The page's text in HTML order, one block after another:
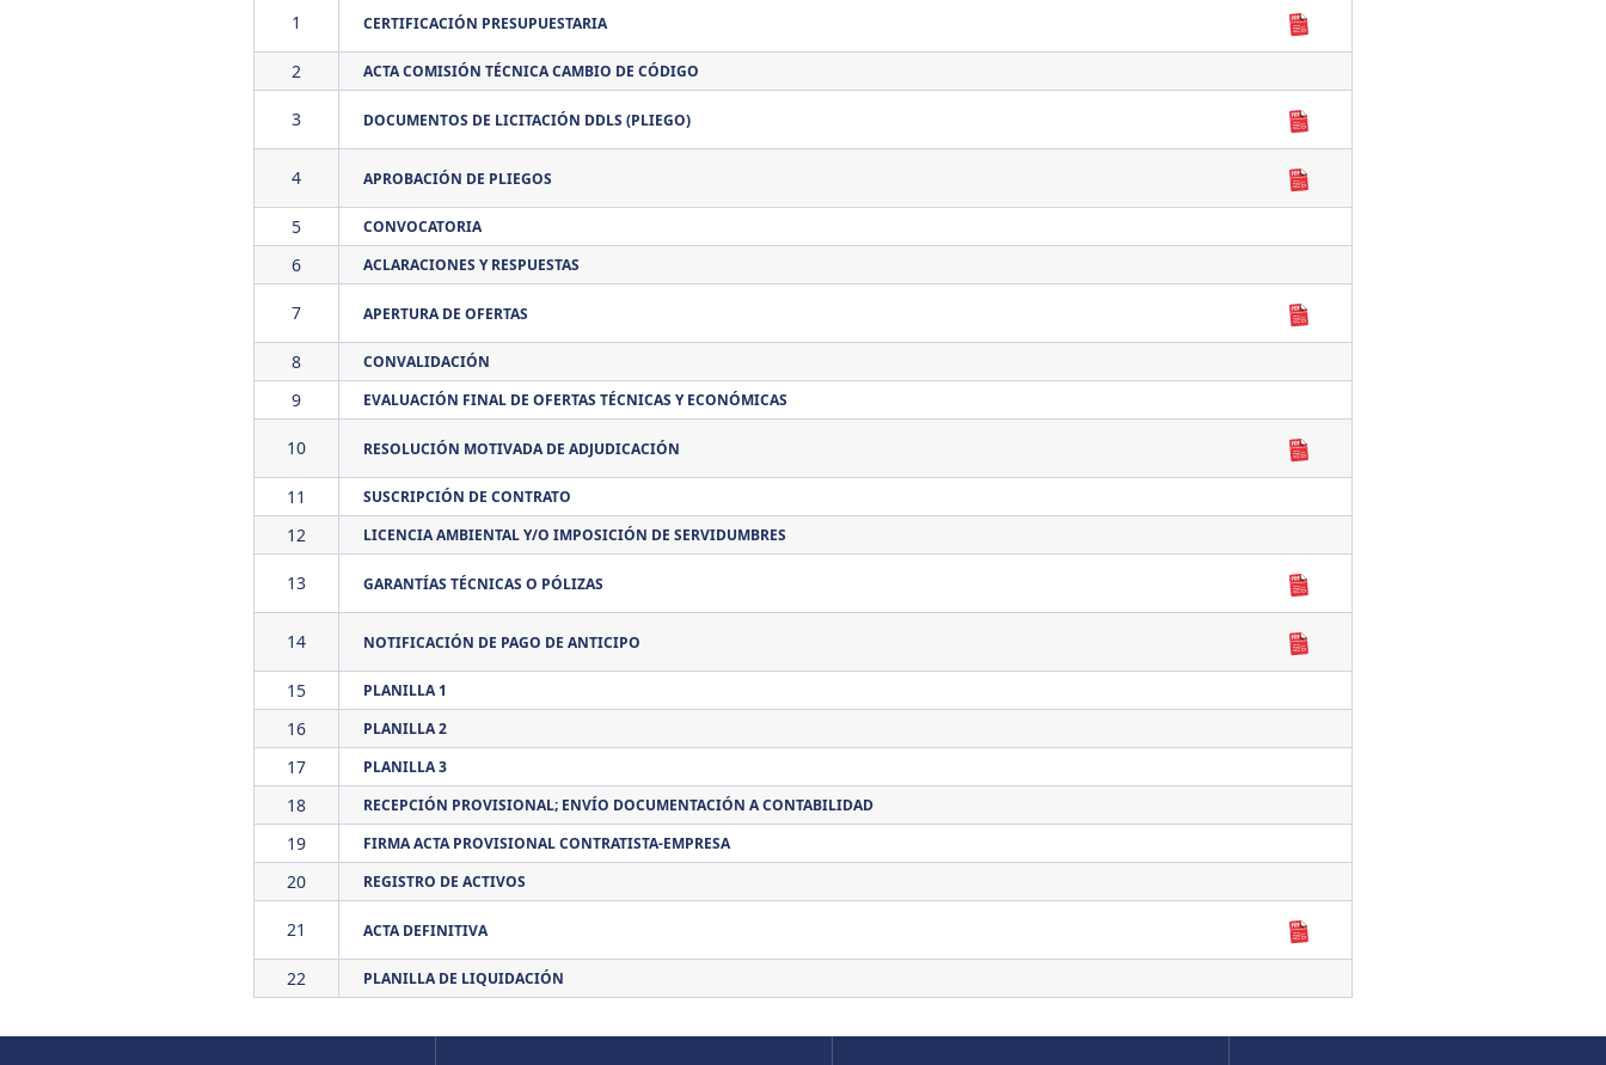
1 CERTIFICACIÓN PRESUPUESTARIA
2 ACTA COMISIÓN TÉCNICA CAMBIO DE CÓDIGO
3 DOCUMENTOS DE LICITACIÓN DDLS (PLIEGO)
4 APROBACIÓN DE PLIEGOS
5 CONVOCATORIA
6 ACLARACIONES Y RESPUESTAS
7 APERTURA DE OFERTAS
8 CONVALIDACIÓN
9 EVALUACIÓN FINAL DE OFERTAS TÉCNICAS Y ECONÓMICAS
10 RESOLUCIÓN MOTIVADA DE ADJUDICACIÓN
11 SUSCRIPCIÓN DE CONTRATO
12 LICENCIA AMBIENTAL Y/O IMPOSICIÓN DE SERVIDUMBRES
13 GARANTÍAS TÉCNICAS O PÓLIZAS
14 NOTIFICACIÓN DE PAGO DE ANTICIPO
15 PLANILLA 1
16 PLANILLA 2
17 PLANILLA 3
18 RECEPCIÓN PROVISIONAL; ENVÍO DOCUMENTACIÓN A CONTABILIDAD
19 FIRMA ACTA PROVISIONAL CONTRATISTA-EMPRESA
20 REGISTRO DE ACTIVOS
21 ACTA DEFINITIVA
22 PLANILLA DE LIQUIDACIÓN